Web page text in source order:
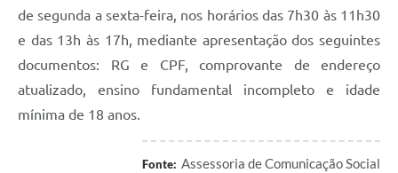
de segunda a sexta-feira, nos horários das 7h30 às 11h30
e das 13h às 17h, mediante apresentação dos seguintes
documentos: RG e CPF, comprovante de endereço
atualizado, ensino fundamental incompleto e idade
mínima de 18 anos.
Fonte: Assessoria de Comunicação Social